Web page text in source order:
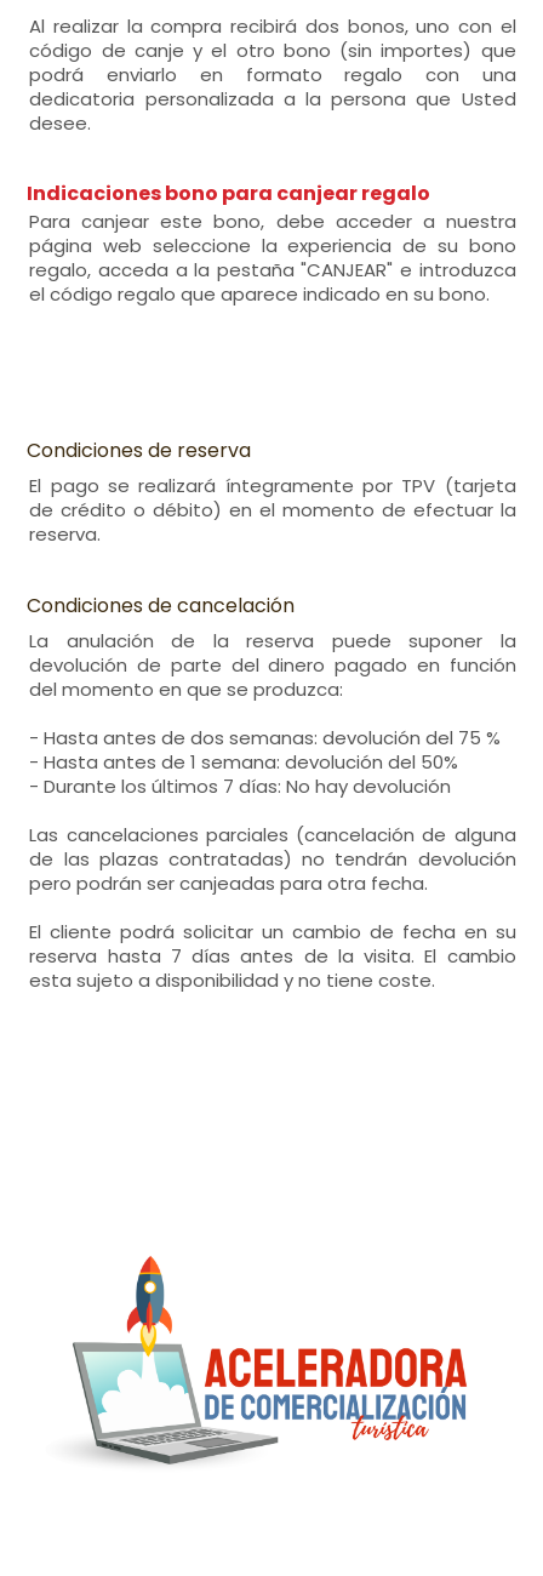
Al realizar la compra recibirá dos bonos, uno con el
código de canje y el otro bono (sin importes) que
podrá enviarlo en formato regalo con una
dedicatoria personalizada a la persona que Usted
desee.
Indicaciones bono para canjear regalo
Para canjear este bono, debe acceder a nuestra
página web seleccione la experiencia de su bono
regalo, acceda a la pestaña "CANJEAR" e introduzca
el código regalo que aparece indicado en su bono.
Condiciones de reserva
El pago se realizará íntegramente por TPV (tarjeta
de crédito o débito) en el momento de efectuar la
reserva.
Condiciones de cancelación
La anulación de la reserva puede suponer la
devolución de parte del dinero pagado en función
del momento en que se produzca:
- Hasta antes de dos semanas: devolución del 75 %
- Hasta antes de 1 semana: devolución del 50%
- Durante los últimos 7 días: No hay devolución
Las cancelaciones parciales (cancelación de alguna
de las plazas contratadas) no tendrán devolución
pero podrán ser canjeadas para otra fecha.
El cliente podrá solicitar un cambio de fecha en su
reserva hasta 7 días antes de la visita. El cambio
esta sujeto a disponibilidad y no tiene coste.